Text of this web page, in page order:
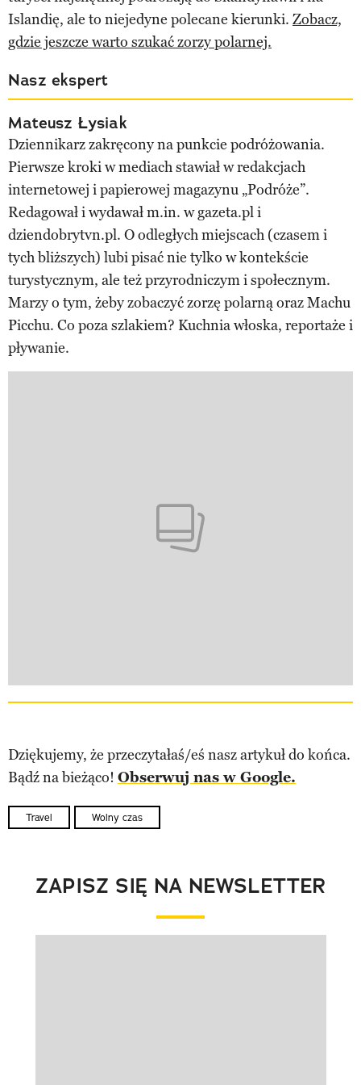
Islandię, ale to niejedyne polecane kierunki. Zobacz,
gdzie jeszcze warto szukać zorzy polarnej.
Nasz ekspert
Mateusz Łysiak
Dziennikarz zakręcony na punkcie podróżowania.
Pierwsze kroki w mediach stawiał w redakcjach
internetowej i papierowej magazynu „Podróże”.
Redagował i wydawał m.in. w gazeta.pl i
dziendobrytvn.pl. O odległych miejscach (czasem i
tych bliższych) lubi pisać nie tylko w kontekście
turystycznym, ale też przyrodniczym i społecznym.
Marzy o tym, żeby zobaczyć zorzę polarną oraz Machu
Picchu. Co poza szlakiem? Kuchnia włoska, reportaże i
pływanie.
Dziękujemy, że przeczytałaś/eś nasz artykuł do końca.
Bądź na bieżąco! Obserwuj nas w Google.
Travel Wolny czas
ZAPISZ SIĘ NA NEWSLETTER